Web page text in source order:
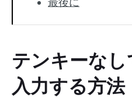
テンキーな
入力する方法